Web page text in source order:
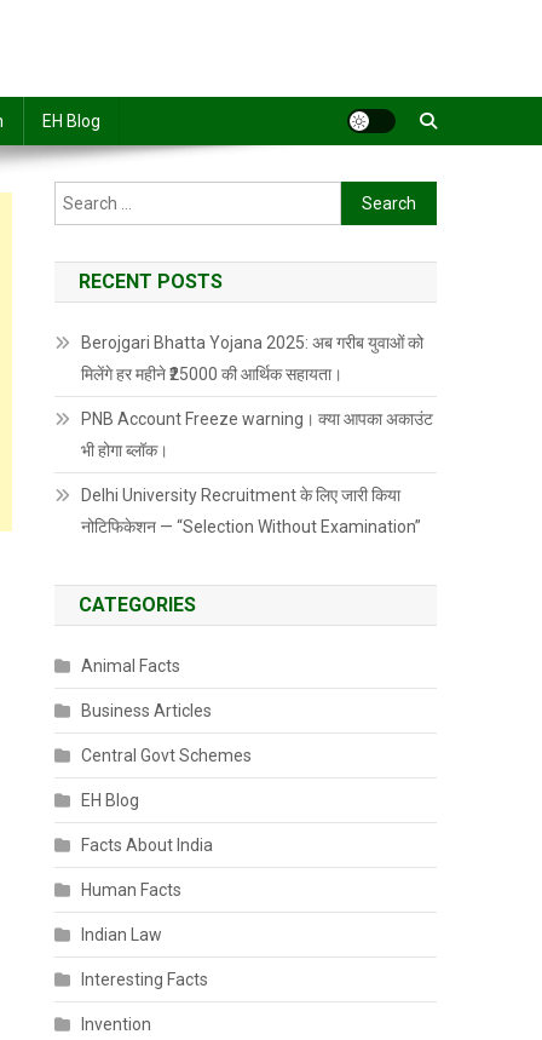
EH Blog
Search
for:
RECENT POSTS
Berojgari Bhatta Yojana 2025: अब गरीब युवाओं को
मिलेंगे हर महीने ₹25000 की आर्थिक सहायता।
PNB Account Freeze warning। क्या आपका अकाउंट
भी होगा ब्लॉक।
Delhi University Recruitment के लिए जारी किया
नोटिफिकेशन — “Selection Without Examination”
CATEGORIES
Animal Facts
Business Articles
Central Govt Schemes
EH Blog
Facts About India
Human Facts
Indian Law
Interesting Facts
Invention